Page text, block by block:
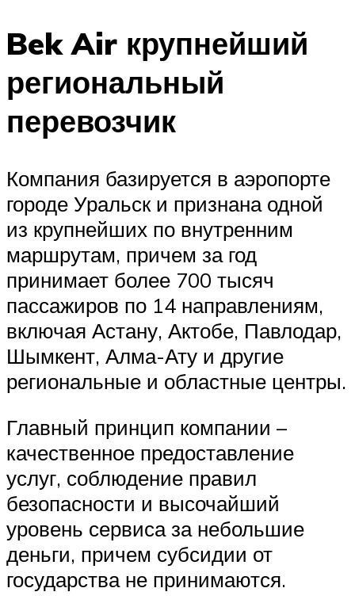
Bek Air крупнейший
региональный
перевозчик
Компания базируется в аэропорте
городе Уральск и признана одной
из крупнейших по внутренним
маршрутам, причем за год
принимает более 700 тысяч
пассажиров по 14 направлениям,
включая Астану, Актобе, Павлодар,
Шымкент, Алма-Ату и другие
региональные и областные центры.
Главный принцип компании –
качественное предоставление
услуг, соблюдение правил
безопасности и высочайший
уровень сервиса за небольшие
деньги, причем субсидии от
государства не принимаются.